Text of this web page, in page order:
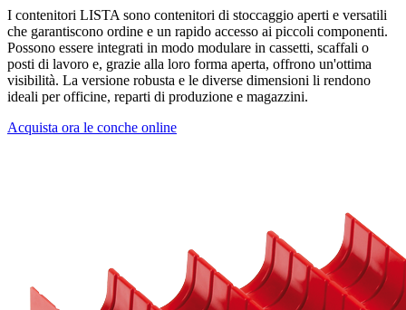
I contenitori LISTA sono contenitori di stoccaggio aperti e versatili
che garantiscono ordine e un rapido accesso ai piccoli componenti.
Possono essere integrati in modo modulare in cassetti, scaffali o
posti di lavoro e, grazie alla loro forma aperta, offrono un'ottima
visibilità. La versione robusta e le diverse dimensioni li rendono
ideali per officine, reparti di produzione e magazzini.
Acquista ora le conche online